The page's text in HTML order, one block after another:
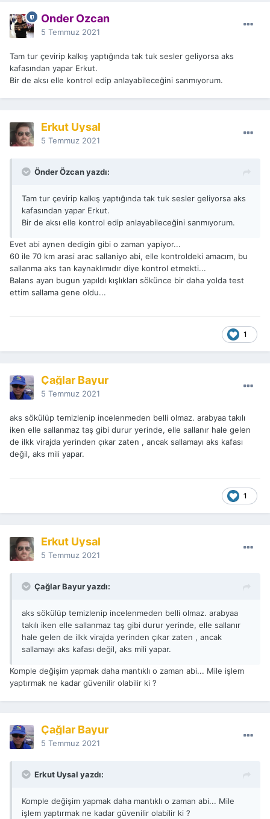
Önder Özcan
5 Temmuz 2021
Tam tur çevirip kalkış yaptığında tak tuk sesler geliyorsa aks
kafasından yapar Erkut.
Bir de aksı elle kontrol edip anlayabileceğini sanmıyorum.
Erkut Uysal
5 Temmuz 2021
Önder Özcan yazdı:
Tam tur çevirip kalkış yaptığında tak tuk sesler geliyorsa aks
kafasından yapar Erkut.
Bir de aksı elle kontrol edip anlayabileceğini sanmıyorum.
Evet abi aynen dedigin gibi o zaman yapiyor...
60 ile 70 km arasi arac sallaniyo abi, elle kontroldeki amacım, bu
sallanma aks tan kaynaklımıdır diye kontrol etmekti...
Balans ayarı bugun yapıldı kışlıkları sökünce bir daha yolda test
ettim sallama gene oldu...
1
Çağlar Bayur
5 Temmuz 2021
aks sökülüp temizlenip incelenmeden belli olmaz. arabyaa takılı
iken elle sallanmaz taş gibi durur yerinde, elle sallanır hale gelen
de ilkk virajda yerinden çıkar zaten , ancak sallamayı aks kafası
değil, aks mili yapar.
1
Erkut Uysal
5 Temmuz 2021
Çağlar Bayur yazdı:
aks sökülüp temizlenip incelenmeden belli olmaz. arabyaa
takılı iken elle sallanmaz taş gibi durur yerinde, elle sallanır
hale gelen de ilkk virajda yerinden çıkar zaten , ancak
sallamayı aks kafası değil, aks mili yapar.
Komple değişim yapmak daha mantıklı o zaman abi... Mile işlem
yaptırmak ne kadar güvenilir olabilir ki ?
Çağlar Bayur
5 Temmuz 2021
Erkut Uysal yazdı:
Komple değişim yapmak daha mantıklı o zaman abi... Mile
işlem yaptırmak ne kadar güvenilir olabilir ki ?